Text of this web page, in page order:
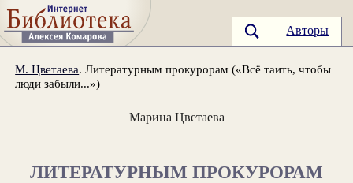
Авторы
М. Цветаева. Литературным прокурорам («Всё таить, чтобы
люди забыли...»)
Марина Цветаева
ЛИТЕРАТУРНЫМ ПРОКУРОРАМ